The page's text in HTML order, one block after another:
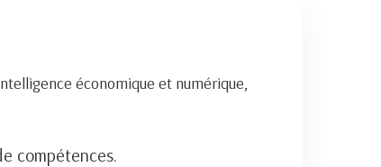
économique et numérique,
compétences.